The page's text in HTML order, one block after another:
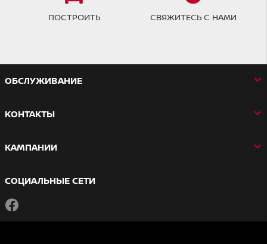
ПОСТРОИТЬ СВЯЖИТЕСЬ С НАМИ
OБСЛУЖИВАНИЕ
КОНТАКТЫ
КАМПАНИИ
СОЦИАЛЬНЫЕ СЕТИ